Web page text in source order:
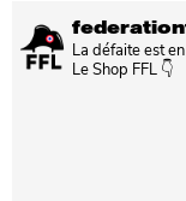
La défaite est
Le Shop FFL 👇